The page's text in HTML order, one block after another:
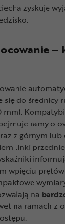
zyskuje
–
się do średnicy
mm).
ramy o
z górnym lub
linki
wpięciu
na
na ramach z